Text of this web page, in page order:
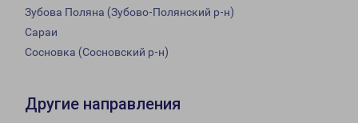
Зубова Поляна (Зубово-Полянский р-н)
Сараи
Сосновка (Сосновский р-н)
Другие направления